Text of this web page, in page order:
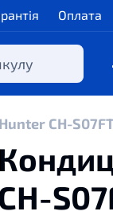
Оплата
CH-